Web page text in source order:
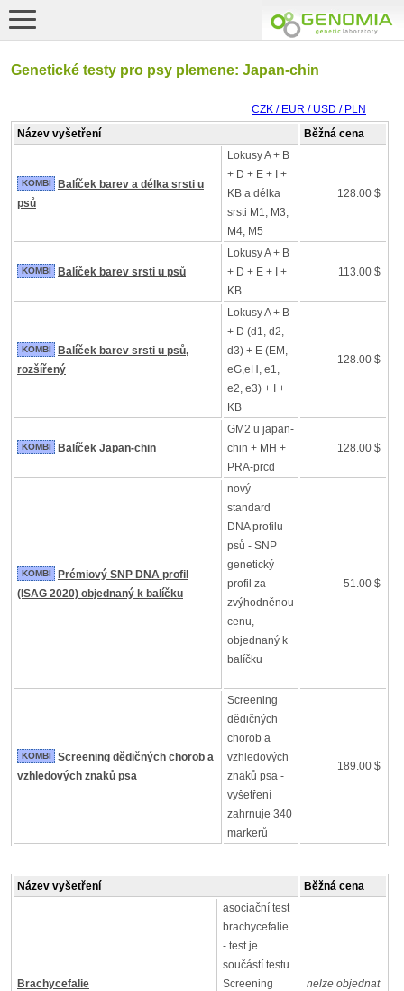
Genetické testy pro psy plemene: Japan-chin
CZK / EUR / USD / PLN
Název vyšetření
Běžná cena
KOMBI
Balíček barev a délka srsti u
psů
Lokusy A + B
+ D + E + I +
KB a délka
srsti M1, M3,
M4, M5
128.00 $
KOMBI Balíček barev srsti u psů
Lokusy A + B
+ D + E + I +
KB
113.00 $
KOMBI
Balíček barev srsti u psů,
rozšířený
Lokusy A + B
+ D (d1, d2,
d3) + E (EM,
eG,eH, e1,
e2, e3) + I +
KB
128.00 $
KOMBI Balíček Japan-chin
GM2 u japan-
chin + MH +
PRA-prcd
128.00 $
KOMBI
Prémiový SNP DNA profil
(ISAG 2020) objednaný k balíčku
nový
standard
DNA profilu
psů - SNP
genetický
profil za
zvýhodněnou
cenu,
objednaný k
balíčku
51.00 $
KOMBI
Screening dědičných chorob a
vzhledových znaků psa
Screening
dědičných
chorob a
vzhledových
znaků psa -
vyšetření
zahrnuje 340
markerů
189.00 $
Název vyšetření Běžná cena
Brachycefalie
asociační test
brachycefalie
- test je
součástí testu
Screening
nelze objednat